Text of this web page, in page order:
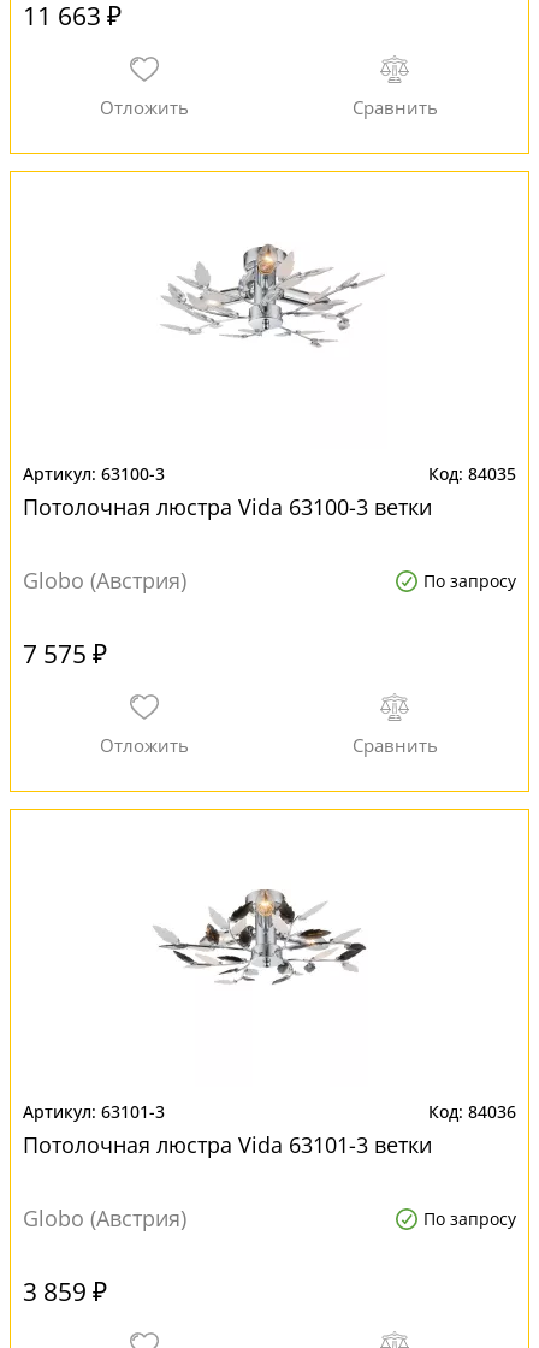
11 663 ₽
63100-3 84035
Потолочная люстра Vida 63100-3 ветки
Globo (Австрия) По запросу
7 575 ₽
63101-3 84036
Потолочная люстра Vida 63101-3 ветки
Globo (Австрия) По запросу
3 859 ₽